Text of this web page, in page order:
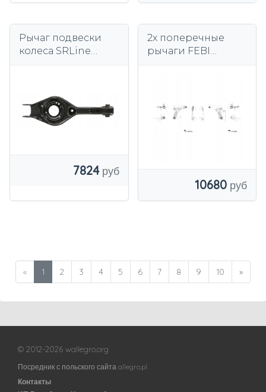
Рычаг подвески
колеса SRLine
7824
2x поперечные
рычаги FEBI
CEE'D II, i30
10680
« 1 2 3 4 5 6 7 8 9 10 »
© 2012-2026 wallegro.org
Посредник с польского сайта allegro.pl
Контакты